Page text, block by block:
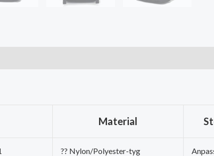
Material
?? Nylon/Polyester-tyg